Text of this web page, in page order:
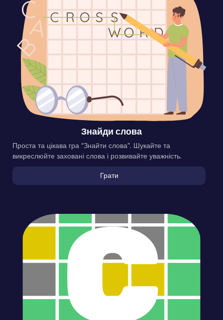
Знайди слова
Проста та цікава гра “Знайти слова”. Шукайте та
викреслюйте заховані слова і розвивайте уважність.
Грати